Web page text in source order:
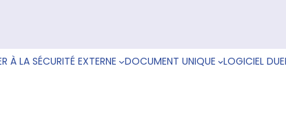
À LA SÉCURITÉ EXTERNE DOCUMENT UNIQUE LOGICIEL